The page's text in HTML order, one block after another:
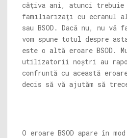
câțiva ani, atunci trebuie
familiarizați cu ecranul
sau BSOD. Dacă nu, nu
vom spune totul despre
este o altă eroare BSOD.
utilizatorii noștri au
confruntă cu această
decis să vă ajutăm să
O eroare BSOD apare în